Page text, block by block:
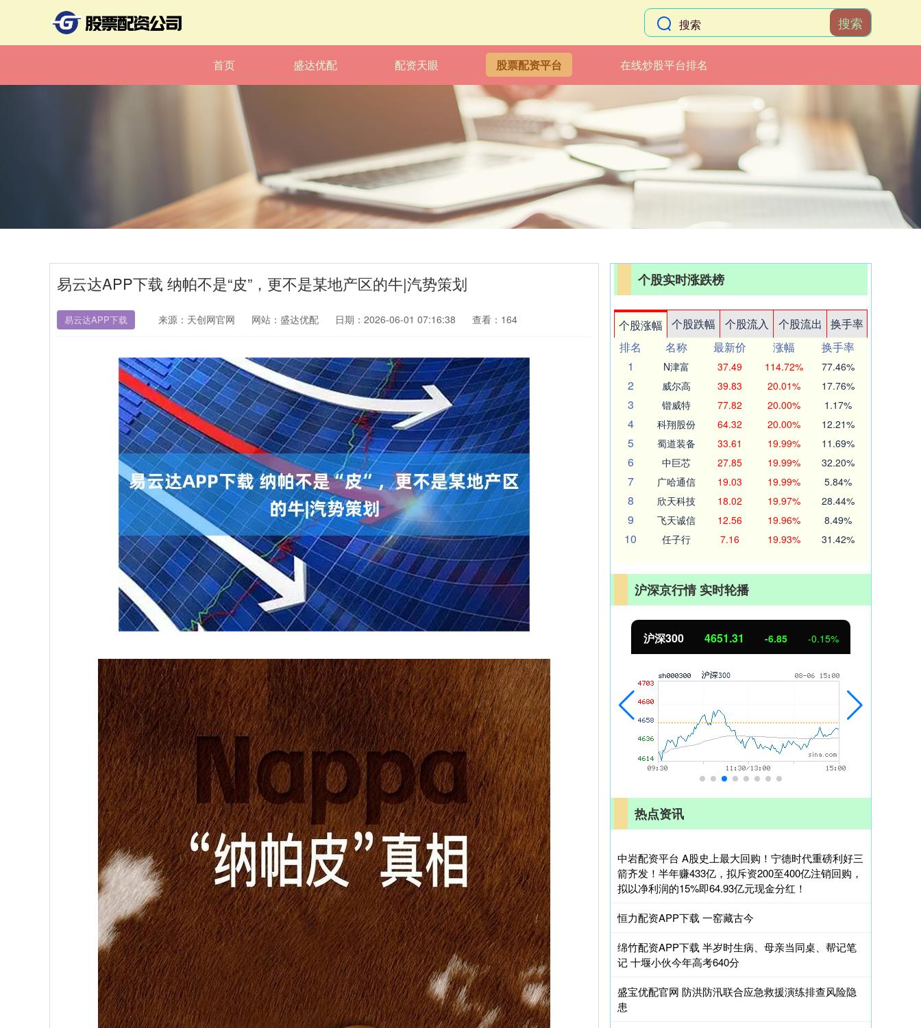
搜索
首页 盛达优配 配资天眼 股票配资平台 在线炒股平台排名
易云达APP下载 纳帕不是“皮”，更不是某地产区的牛|汽势策划
易云达APP下载 来源：天创网官网 网站：盛达优配 日期：2026-06-01 07:16:38 查看：164
个股实时涨跌榜
个股涨幅 个股跌幅 个股流入 个股流出
换手率
排名
名称 最新价 涨幅
换手率
1
N津富 37.49 114.72% 77.46%
2 威尔高 39.83 20.01% 17.76%
3 锴威特 77.82 20.00% 1.17%
4 科翔股份 64.32 20.00% 12.21%
5 蜀道装备 33.61 19.99% 11.69%
6 中巨芯 27.85 19.99% 32.20%
7 广哈通信 19.03 19.99% 5.84%
8 欣天科技 18.02 19.97% 28.44%
9 飞天诚信 12.56 19.96% 8.49%
10 任子行 7.16 19.93% 31.42%
沪深京行情 实时轮播
北证50 1122.88 3.42 0.30%
热点资讯
中岩配资平台 A股史上最大回购！宁德时代重磅利好三
箭齐发！半年赚433亿，拟斥资200至400亿注销回购，
拟以净利润的15%即64.93亿元现金分红！
恒力配资APP下载 一窑藏古今
绵竹配资APP下载 半岁时生病、母亲当同桌、帮记笔
记 十堰小伙今年高考640分
盛宝优配官网 防洪防汛联合应急救援演练排查风险隐
患